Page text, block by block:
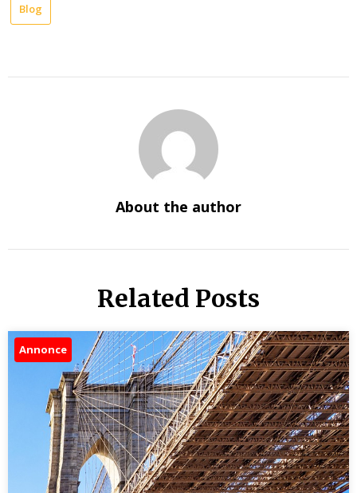
Blog
About the author
Related Posts
Annonce